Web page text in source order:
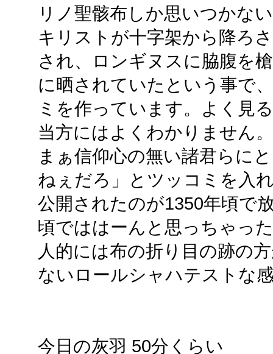
リノ聖骸布しか思いつかな
キリストが十字架から降ろ
され、ロンギヌスに脇腹を
に晒されていたという事で
ミを作っています。よく見
当方にはよくわかりません。
まぁ信仰心の無い諸君らに
ねぇだろ」とツッコミを入
公開されたのが1350年頃で
頃でははーんと思っちゃっ
人的には布の折り目の跡の
ないロールシャハテストな
今日の灰羽 50分くらい